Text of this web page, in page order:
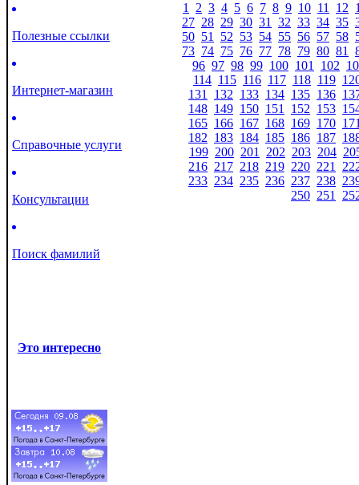
Полезные ссылки
Интернет-магазин
Справочные услуги
Консультации
Поиск фамилий
Это интересно
1 2 3 4 5 6 7 8 9 10 11 12
27 28 29 30 31 32 33 34 35
50 51 52 53 54 55 56 57 58
73 74 75 76 77 78 79 80 81
96 97 98 99 100 101 102
114 115 116 117 118 119
131 132 133 134 135 136
148 149 150 151 152 153
165 166 167 168 169 170
182 183 184 185 186 187
199 200 201 202 203 204
216 217 218 219 220 221
233 234 235 236 237 238
250 251